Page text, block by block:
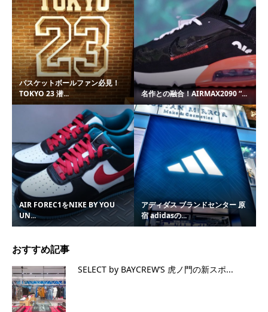
バスケットボールファン必見！
TOKYO 23 潜...
名作との融合！AIRMAX2090 “...
AIR FOREC1をNIKE BY YOU
UN...
アディダス ブランドセンター 原
宿 adidasの...
おすすめ記事
SELECT by BAYCREW’S 虎ノ門の新スポ...